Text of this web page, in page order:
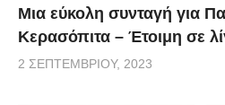
Μια εύκολη συνταγή για
Κερασόπιτα – Έτοιμη σε
2 ΣΕΠΤΕΜΒΡΊΟΥ, 2023